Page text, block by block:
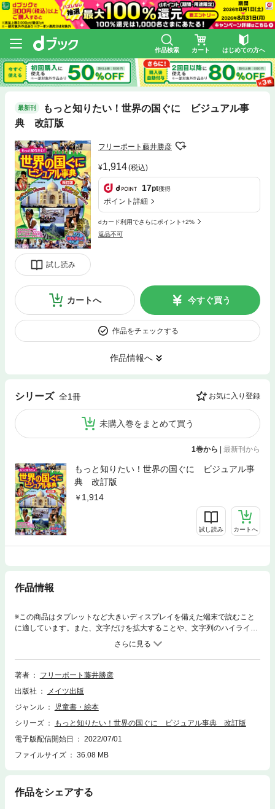
作品検索 カート はじめての方へ
最新刊
もっと知りたい！世界の国ぐに ビジュアル事
典 改訂版
試し読み
フリーポート藤井勝彦
1,914(税込)
17pt獲得
ポイント詳細
dカード利用でさらにポイント+2%
返品不可
カートへ 今すぐ買う
作品をチェックする
作品情報へ
シリーズ 全1冊 お気に入り登録
未購入巻をまとめて買う
1巻から | 最新刊から
もっと知りたい！世界の国ぐに ビジュアル事
典 改訂版
1,914
試し読み カートへ
作品情報
※この商品はタブレットなど大きいディスプレイを備えた端末で読むこと
に適しています。また、文字だけを拡大することや、文字列のハイライ
ト、検索、辞書の参照、引用などの機能が使用できません。★ 楽しく学ん
で理解して、世界の人びととつながろう! ★ 小学生のための世界の国とく
らしがわかる本。★ 各国・各地の自然や産業衣食住などのくらしはもちろ
ん、スポーツやお祭り、学校生活などみんなが知りたい! をまるごと紹
こにはどんな人が暮らしているの…。世界には200か国前後の国がありま
す。広大な国土や人口を持つ国もあれば人口数百人の小さな国までさまざ
メリカ、オセアニアの6つの地域ごとに、主要な国ぐにのデータや特色、
人々の暮らしを、たくさんの写真とともに紹介します。見たこともないめ
ずらしい景観。自然環境や歴史、そこで育まれた文化、そして学校生活や
お祭り、スポーツなど。地図やニュースでしか知らなかった国を、そこに
か…。そしてそこには、いったいどんな人が暮らしているのだろうか…。
著者
フリーポート藤井勝彦
出版社
メイツ出版
ジャンル
児童書・絵本
シリーズ
もっと知りたい！世界の国ぐに ビジュアル事典 改訂版
電子版配信開始日
2022/07/01
ファイルサイズ
36.08 MB
作品をシェアする